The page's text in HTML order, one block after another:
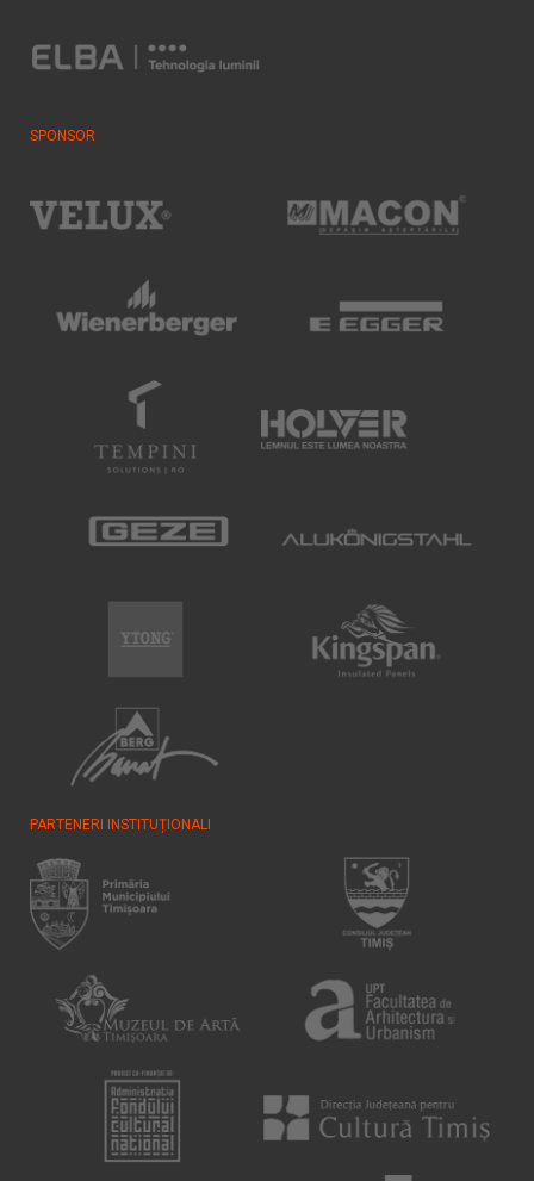
SPONSOR
PARTENERI INSTITUȚIONALI